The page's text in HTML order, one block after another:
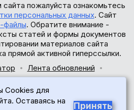
пожалуйста ознакомьтесь
персональных данных. Сайт
файлы. Обратите внимание -
статей и формы документов
материалов сайта
прямой активной гиперссылки.
Лента обновлений
2017-2026
Cookies для
Оставаясь на
Принять